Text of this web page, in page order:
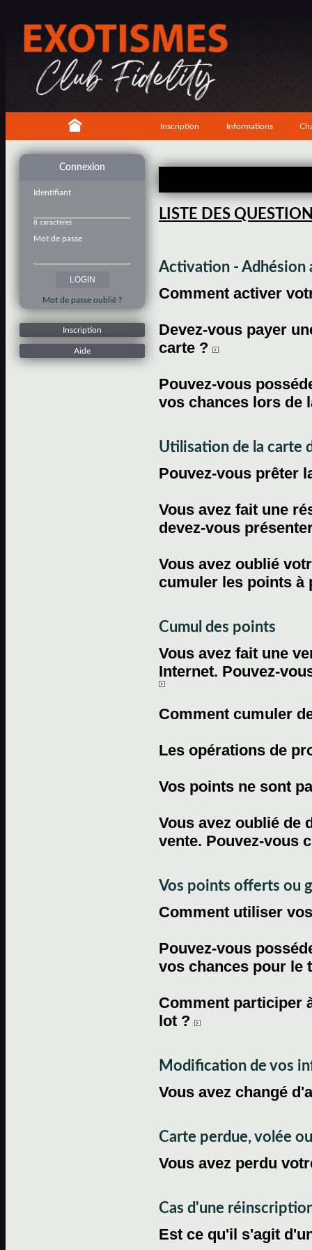
Inscription Informations
Connexion
Identifiant
8 caractères
Mot de passe
Mot de passe oublié ?
Inscription
Aide
LISTE DES
Activation - Adhésion
Comment activer
Devez-vous payer
carte ?
Pouvez-vous
vos chances lors de
Utilisation de la carte
Pouvez-vous prêter
Vous avez fait une
devez-vous
Vous avez oublié
cumuler les points
Cumul des points
Vous avez fait une
Internet. Pouvez-
Comment cumuler
Les opérations de
Vos points ne sont
Vous avez oublié de
vente. Pouvez-vous
Vos points offerts ou
Comment utiliser
Pouvez-vous
vos chances pour le
Comment participer
lot ?
Modification de vos
Vous avez changé
Carte perdue, volée
Vous avez perdu
Cas d'une
Est ce qu'il s'agit